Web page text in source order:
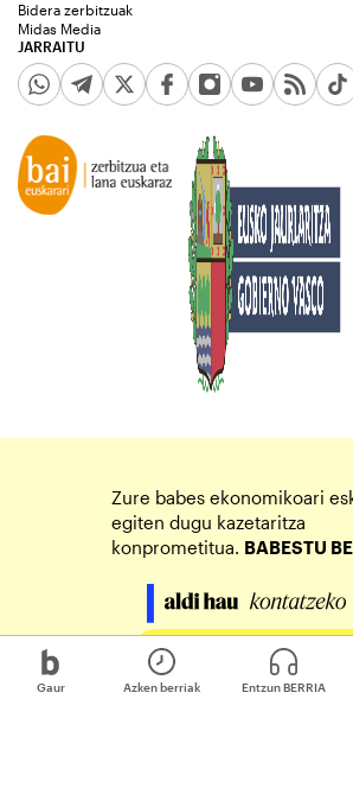
Gaur Azken berriak Entzun BERRIA
JARRAITU
Bidera zerbitzuak
Midas Media
Zure babes ekonomikoari
egiten dugu kazetaritza
konprometitua. BABESTU
Egin zure ekarpena